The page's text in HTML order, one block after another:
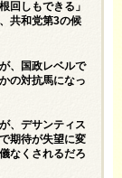
回しもできる」
共和党第3の候
、国政レベルで
の対抗馬になっ
、デサンティス
期待が失望に変
なくされるだろ